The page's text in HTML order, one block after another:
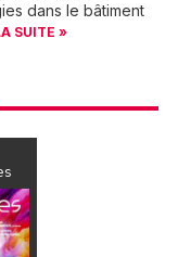
dans le bâtiment
SUITE »